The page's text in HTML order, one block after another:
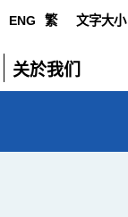
ENG 繁 文字大小
关於我们
展